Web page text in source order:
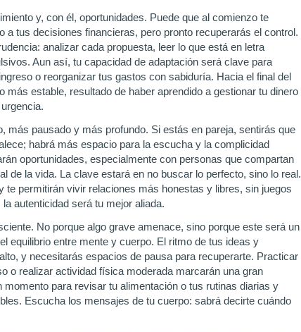
y, con él, oportunidades. Puede que al comienzo te
a tus decisiones financieras, pero pronto recuperarás el control.
analizar cada propuesta, leer lo que está en letra
Aun así, tu capacidad de adaptación será clave para
o reorganizar tus gastos con sabiduría. Hacia el final del
más estable, resultado de haber aprendido a gestionar tu dinero
más pausado y más profundo. Si estás en pareja, sentirás que
habrá más espacio para la escucha y la complicidad
oportunidades, especialmente con personas que compartan
de la vida. La clave estará en no buscar lo perfecto, sino lo real.
te permitirán vivir relaciones más honestas y libres, sin juegos
autenticidad será tu mejor aliada.
No porque algo grave amenace, sino porque este será un
equilibrio entre mente y cuerpo. El ritmo de tus ideas y
y necesitarás espacios de pausa para recuperarte. Practicar
o realizar actividad física moderada marcarán una gran
momento para revisar tu alimentación o tus rutinas diarias y
Escucha los mensajes de tu cuerpo: sabrá decirte cuándo